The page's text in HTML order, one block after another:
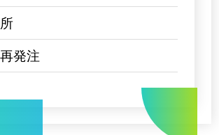
発注